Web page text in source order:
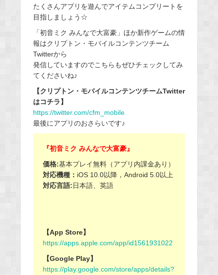
たくさんアプリを遊んでアイテムコンプリートを
目指しましょう☆
「初音ミク みんなで大富豪」ほか新作ゲームの情
報はクリプトン・モバイルコンテンツチーム
Twitterから
発信していますのでこちらもぜひチェックしてみ
てくださいね♪
【クリプトン・モバイルコンテンツチームTwitter
はコチラ】
https://twitter.com/cfm_mobile
最後にアプリのおさらいです♪
『初音ミク みんなで大富豪』
価格:基本プレイ無料（アプリ内課金あり）
対応機種： iOS 10.0以降，Android 5.0以上
対応言語:日本語、英語
【App Store】
https://apps.apple.com/app/id1561931022
【Google Play】
https://play.google.com/store/apps/details?